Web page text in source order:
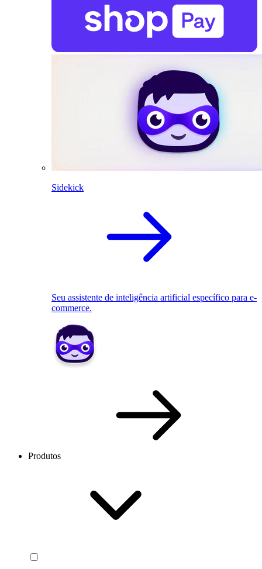
Sidekick
Seu assistente de inteligência artificial específico para e-
commerce.
Produtos